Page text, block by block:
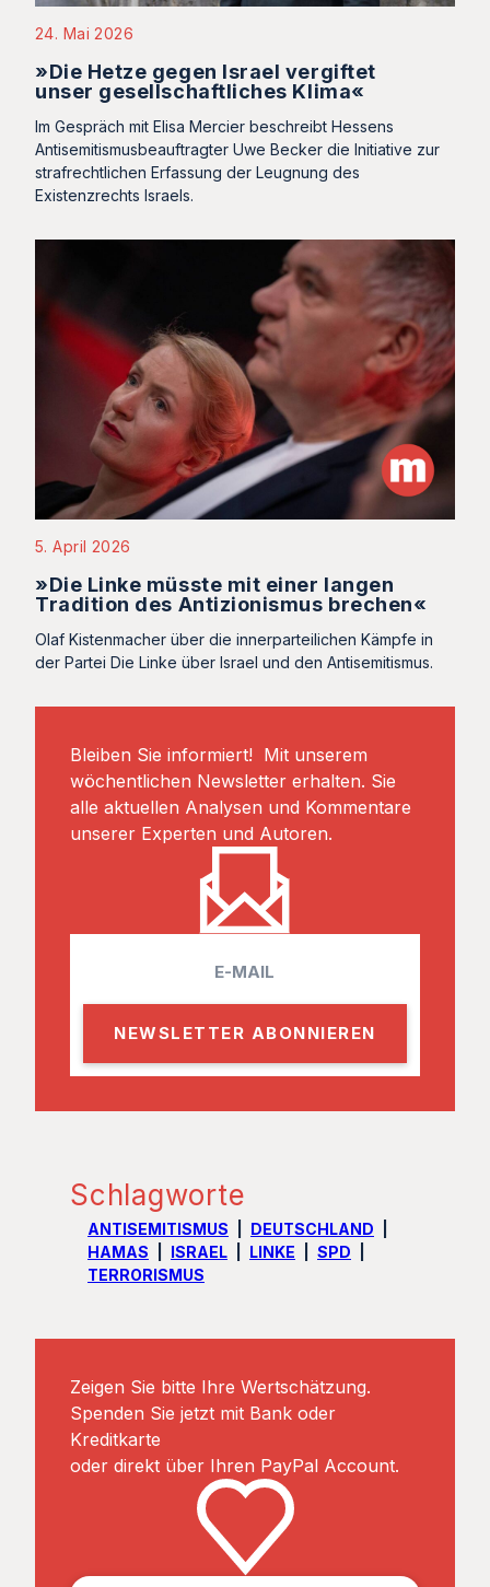
24. Mai 2026
»Die Hetze gegen Israel vergiftet
unser gesellschaftliches Klima«
Im Gespräch mit Elisa Mercier beschreibt Hessens
Antisemitismusbeauftragter Uwe Becker die Initiative zur
strafrechtlichen Erfassung der Leugnung des
Existenzrechts Israels.
5. April 2026
»Die Linke müsste mit einer langen
Tradition des Antizionismus brechen«
Olaf Kistenmacher über die innerparteilichen Kämpfe in
der Partei Die Linke über Israel und den Antisemitismus.
Bleiben Sie informiert! Mit unserem
wöchentlichen Newsletter erhalten. Sie
alle aktuellen Analysen und Kommentare
unserer Experten und Autoren.
l
Schlagworte
ANTISEMITISMUS
DEUTSCHLAND
HAMAS
ISRAEL LINKE
SPD
TERRORISMUS
Zeigen Sie bitte Ihre Wertschätzung.
Spenden Sie jetzt mit Bank oder
Kreditkarte
oder direkt über Ihren PayPal Account.